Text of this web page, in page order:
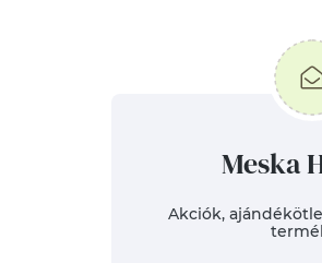
Meska
Akciók,